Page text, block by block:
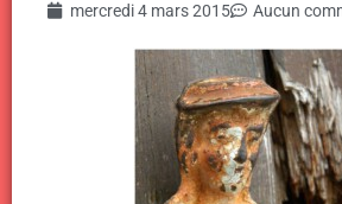
mercredi 4 mars 2015 Aucun